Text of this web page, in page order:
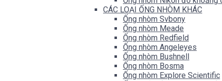
CÁC LOẠI ỐNG NHÒM KHÁC
Ống nhòm Svbony
Ống nhòm Meade
Ống nhòm Redfield
Ống nhòm Angeleyes
Ống nhòm Bushnell
Ống nhòm Bosma
Ống nhòm Explore Scientific